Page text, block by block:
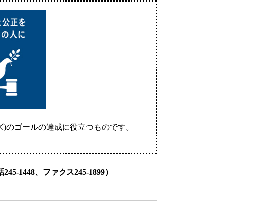
のゴールの達成に役立つものです。
1448、ファクス245-1899）